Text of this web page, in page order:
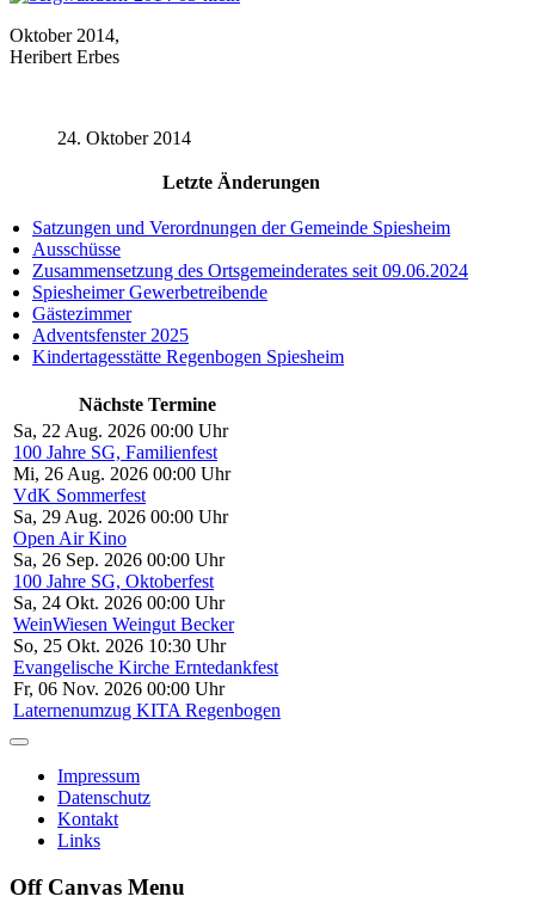
Oktober 2014,
Heribert Erbes
24. Oktober 2014
Letzte Änderungen
Satzungen und Verordnungen der Gemeinde Spiesheim
Ausschüsse
Zusammensetzung des Ortsgemeinderates seit 09.06.2024
Spiesheimer Gewerbetreibende
Gästezimmer
Adventsfenster 2025
Kindertagesstätte Regenbogen Spiesheim
Nächste Termine
Sa, 22 Aug. 2026 00:00 Uhr
100 Jahre SG, Familienfest
Mi, 26 Aug. 2026 00:00 Uhr
VdK Sommerfest
Sa, 29 Aug. 2026 00:00 Uhr
Open Air Kino
Sa, 26 Sep. 2026 00:00 Uhr
100 Jahre SG, Oktoberfest
Sa, 24 Okt. 2026 00:00 Uhr
WeinWiesen Weingut Becker
So, 25 Okt. 2026 10:30 Uhr
Evangelische Kirche Erntedankfest
Fr, 06 Nov. 2026 00:00 Uhr
Laternenumzug KITA Regenbogen
Impressum
Datenschutz
Kontakt
Links
Off Canvas Menu